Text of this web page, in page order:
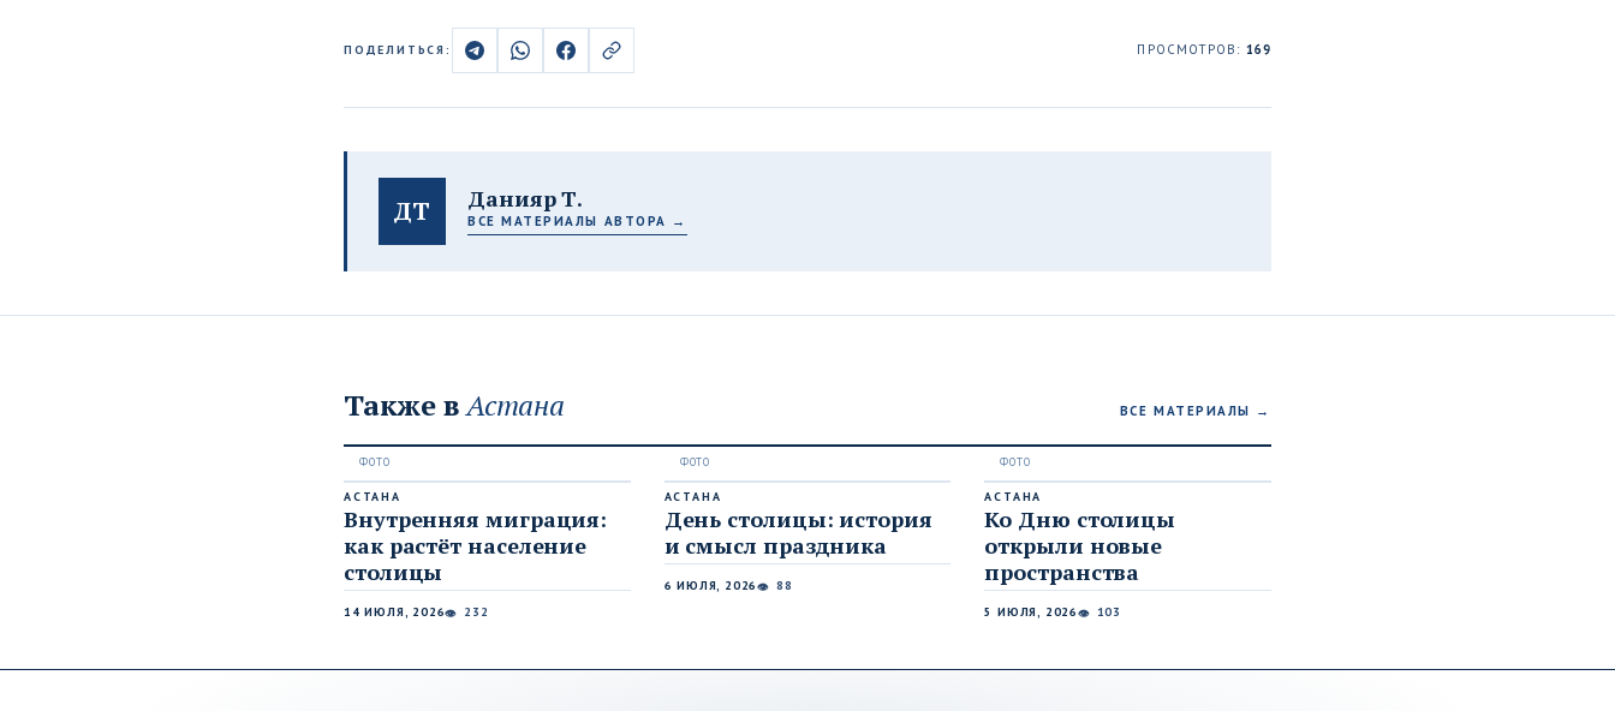
ПОДЕЛИТЬСЯ: ПРОСМОТРОВ: 169
ДТ Данияр Т.
ВСЕ МАТЕРИАЛЫ АВТОРА →
Также вАстана ВСЕ МАТЕРИАЛЫ →
АСТАНА
Внутренняя миграция:
как растёт население
столицы
14 ИЮЛЯ, 2026👁 232
АСТАНА
День столицы: история
и смысл праздника
6 ИЮЛЯ, 2026👁 88
АСТАНА
Ко Дню столицы
открыли новые
пространства
5 ИЮЛЯ, 2026👁 103